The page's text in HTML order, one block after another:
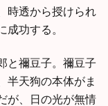
時透から授けられ
功する。
と禰豆子。禰豆子
半天狗の本体がま
が、日の光が無情